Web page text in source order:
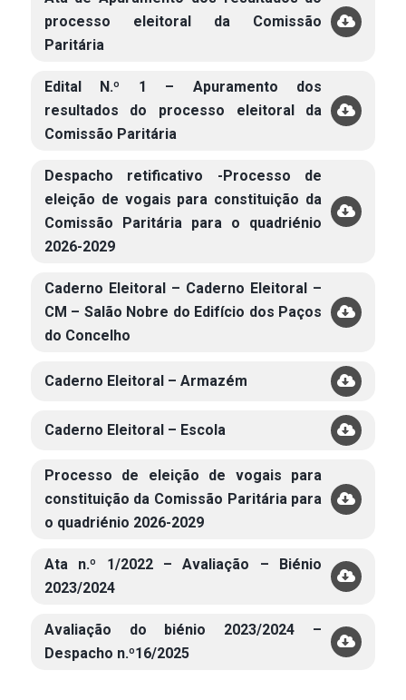
processo eleitoral da Comissão
Paritária
Edital N.º 1 – Apuramento dos
resultados do processo eleitoral da
Comissão Paritária
Despacho retificativo -Processo de
eleição de vogais para constituição da
Comissão Paritária para o quadriénio
2026-2029
Caderno Eleitoral – Caderno Eleitoral –
CM – Salão Nobre do Edifício dos Paços
do Concelho
Caderno Eleitoral – Armazém
Caderno Eleitoral – Escola
Processo de eleição de vogais para
constituição da Comissão Paritária para
o quadriénio 2026-2029
Ata n.º 1/2022 – Avaliação – Biénio
2023/2024
Avaliação do biénio 2023/2024 –
Despacho n.º16/2025